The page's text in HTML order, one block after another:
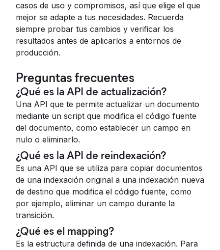
casos de uso y compromisos, así que elige el que
mejor se adapte a tus necesidades. Recuerda
siempre probar tus cambios y verificar los
resultados antes de aplicarlos a entornos de
producción.
Preguntas frecuentes
¿Qué es la API de actualización?
Una API que te permite actualizar un documento
mediante un script que modifica el código fuente
del documento, como establecer un campo en
nulo o eliminarlo.
¿Qué es la API de reindexación?
Es una API que se utiliza para copiar documentos
de una indexación original a una indexación nueva
de destino que modifica el código fuente, como
por ejemplo, eliminar un campo durante la
transición.
¿Qué es el mapping?
Es la estructura definida de una indexación. Para